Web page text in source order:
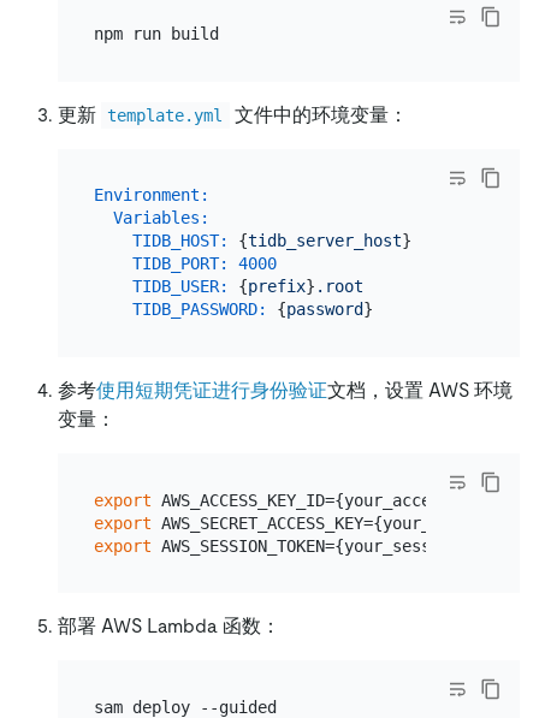
更新 template.yml 文件中的环境变量：
Environment:
Variables:
TIDB_HOST:
{tidb_server_host}
TIDB_PORT:
4000
TIDB_USER:
{prefix} .root
TIDB_PASSWORD:
{password
参考使用短期凭证进行身份验证文档，设置 AWS 环境
变量：
export
export
export
部署 AWS Lambda 函数：
sam deploy --guided